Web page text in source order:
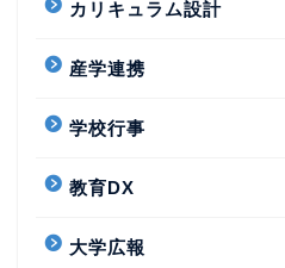
カリキュラム設計
産学連携
学校行事
教育DX
大学広報